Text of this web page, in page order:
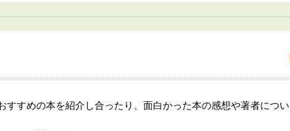
すすめの本を紹介し合ったり、面白かった本の感想や著者につい